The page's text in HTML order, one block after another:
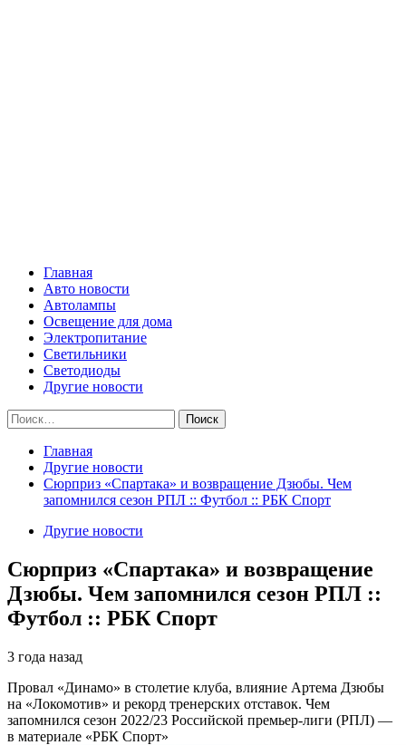
Главная
Авто новости
Автолампы
Освещение для дома
Электропитание
Светильники
Светодиоды
Другие новости
Найти:
Главная
Другие новости
Сюрприз «Спартака» и возвращение Дзюбы. Чем
запомнился сезон РПЛ :: Футбол :: РБК Спорт
Другие новости
Сюрприз «Спартака» и возвращение
Дзюбы. Чем запомнился сезон РПЛ ::
Футбол :: РБК Спорт
3 года назад
Провал «Динамо» в столетие клуба, влияние Артема Дзюбы
на «Локомотив» и рекорд тренерских отставок. Чем
запомнился сезон 2022/23 Российской премьер-лиги (РПЛ) —
в материале «РБК Спорт»